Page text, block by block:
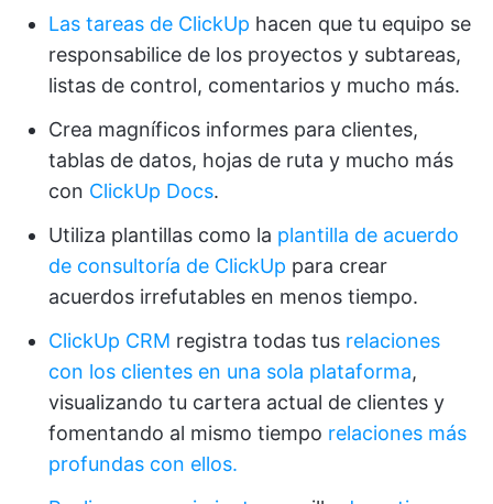
Las tareas de ClickUp hacen que tu equipo se
responsabilice de los proyectos y subtareas,
listas de control, comentarios y mucho más.
Crea magníficos informes para clientes,
tablas de datos, hojas de ruta y mucho más
con ClickUp Docs.
Utiliza plantillas como la plantilla de acuerdo
de consultoría de ClickUp para crear
acuerdos irrefutables en menos tiempo.
ClickUp CRM registra todas tus relaciones
con los clientes en una sola plataforma,
visualizando tu cartera actual de clientes y
fomentando al mismo tiempo relaciones más
profundas con ellos.